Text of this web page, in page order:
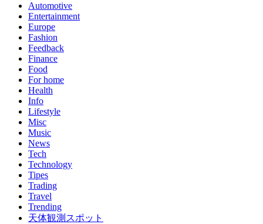
Automotive
Entertainment
Europe
Fashion
Feedback
Finance
Food
For home
Health
Info
Lifestyle
Misc
Music
News
Tech
Technology
Tipes
Trading
Travel
Trending
天体観測スポット